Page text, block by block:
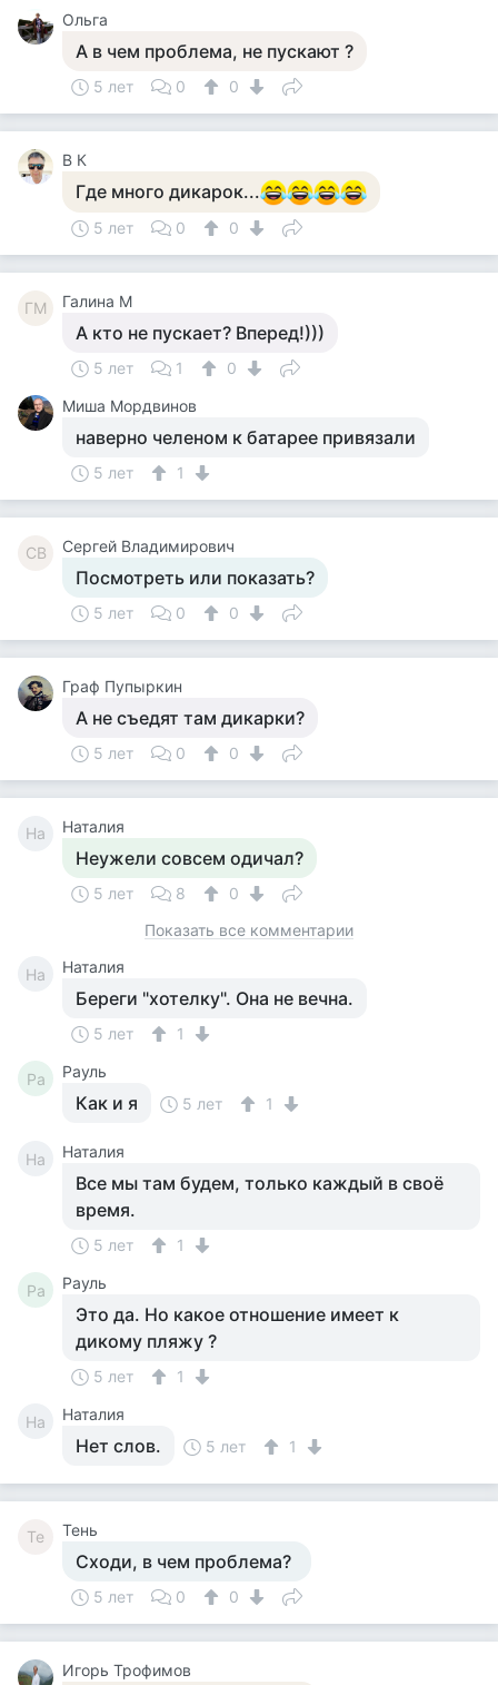
Ольга
А в чем проблема, не пускают ?
5 лет 0 0
В К
Где много дикарок...
5 лет 0 0
ГМ Галина М
А кто не пускает? Вперед!)))
5 лет 1
0
Миша Мордвинов
наверно челеном к батарее привязали
5 лет 1
СВ Сергей Владимирович
Посмотреть или показать?
5 лет 0 0
Граф Пупыркин
А не съедят там дикарки?
5 лет 0 0
На Наталия
Неужели совсем одичал?
5 лет 8
0
Показать все комментарии
На Наталия
Береги "хотелку". Она не вечна.
5 лет 1
Ра Рауль
Как и я 5 лет 1
На Наталия
Все мы там будем, только каждый в своё
время.
5 лет 1
Ра Рауль
Это да. Но какое отношение имеет к
дикому пляжу ?
5 лет 1
На Наталия
Нет слов. 5 лет 1
Те Тень
Сходи, в чем проблема?
5 лет 0 0
Игорь Трофимов